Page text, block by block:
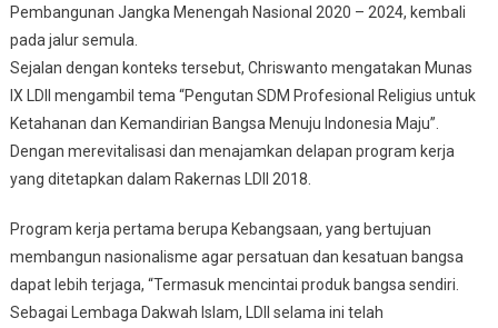
Pembangunan Jangka Menengah Nasional 2020 – 2024, kembali
pada jalur semula.
Sejalan dengan konteks tersebut, Chriswanto mengatakan Munas
IX LDII mengambil tema “Pengutan SDM Profesional Religius untuk
Ketahanan dan Kemandirian Bangsa Menuju Indonesia Maju”.
Dengan merevitalisasi dan menajamkan delapan program kerja
yang ditetapkan dalam Rakernas LDII 2018.
Program kerja pertama berupa Kebangsaan, yang bertujuan
membangun nasionalisme agar persatuan dan kesatuan bangsa
dapat lebih terjaga, “Termasuk mencintai produk bangsa sendiri.
Sebagai Lembaga Dakwah Islam, LDII selama ini telah